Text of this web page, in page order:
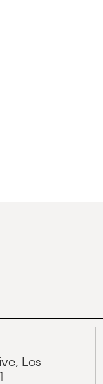
Los